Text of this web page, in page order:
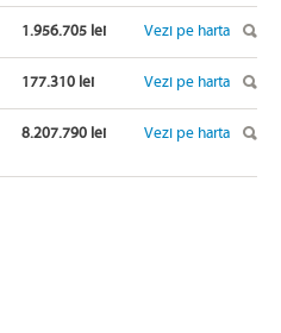
1.956.705 lei Vezi pe harta
177.310 lei Vezi pe harta
8.207.790 lei Vezi pe harta